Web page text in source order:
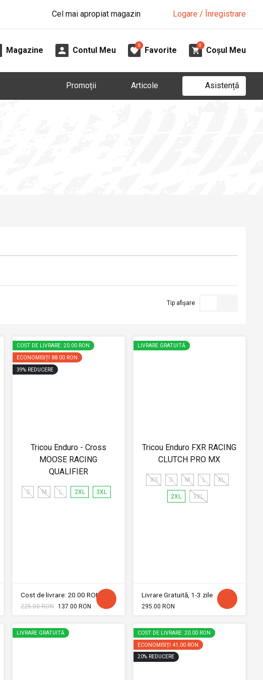
Cel mai apropiat magazin Logare / Înregistrare
Magazine Contul Meu
0
Favorite
0
Coșul Meu
Promoții Articole Asistență
Tip afișare
COST DE LIVRARE: 20.00 RON
ECONOMISIȚI 88.00 RON
39% REDUCERE
Tricou Enduro - Cross
MOOSE RACING
QUALIFIER
S M L 2XL 3XL
Cost de livrare: 20.00 RON
225.00 RON 137.00 RON
LIVRARE GRATUITĂ
Tricou Enduro FXR RACING
CLUTCH PRO MX
XS S M L XL
2XL 3XL
Livrare Gratuită, 1-3 zile
295.00 RON
LIVRARE GRATUITĂ
COST DE LIVRARE: 20.00 RON
ECONOMISIȚI 41.00 RON
20% REDUCERE